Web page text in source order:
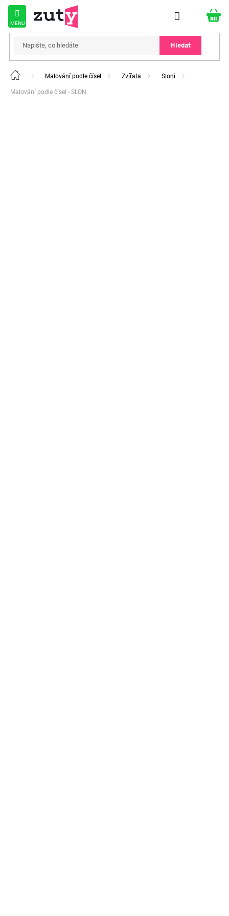
Přejít
obsah
Hledat
Domů Malování podle čísel Zvířata Sloni
Malování podle čísel - SLON